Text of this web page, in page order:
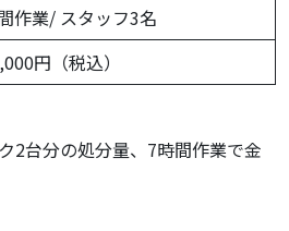
作業/ スタッフ3名
円（税込）
2台分の処分量、7時間作業で金